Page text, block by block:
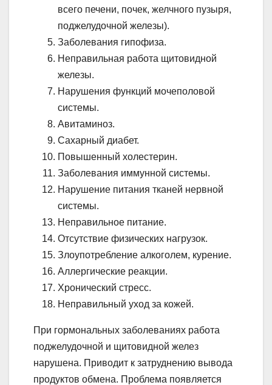
всего печени, почек, желчного пузыря,
поджелудочной железы).
Заболевания гипофиза.
Неправильная работа щитовидной
железы.
Нарушения функций мочеполовой
системы.
Авитаминоз.
Сахарный диабет.
Повышенный холестерин.
Заболевания иммунной системы.
Нарушение питания тканей нервной
системы.
Неправильное питание.
Отсутствие физических нагрузок.
Злоупотребление алкоголем, курение.
Аллергические реакции.
Хронический стресс.
Неправильный уход за кожей.
При гормональных заболеваниях работа
поджелудочной и щитовидной желез
нарушена. Приводит к затруднению вывода
продуктов обмена. Проблема появляется